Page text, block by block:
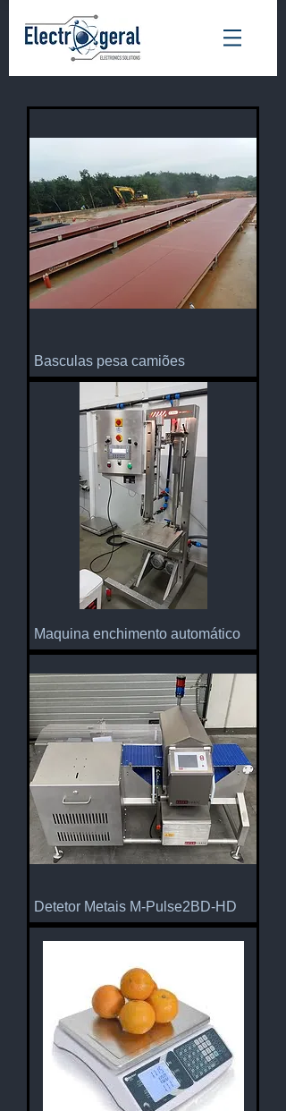
Basculas pesa camiões
Maquina enchimento automático
Detetor Metais M-Pulse2BD-HD